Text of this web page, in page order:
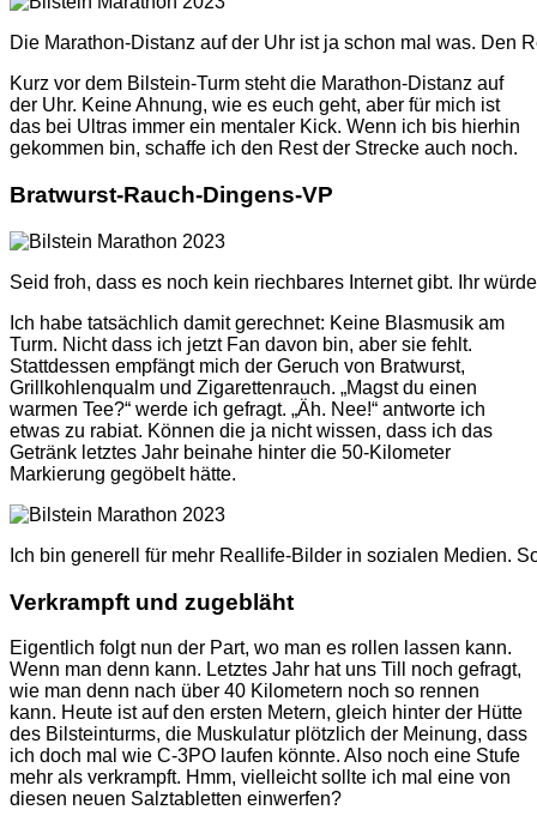
Die Marathon-Distanz auf der Uhr ist ja schon mal was. Den
Kurz vor dem Bilstein-Turm steht die Marathon-Distanz auf
der Uhr. Keine Ahnung, wie es euch geht, aber für mich ist
das bei Ultras immer ein mentaler Kick. Wenn ich bis hierhin
gekommen bin, schaffe ich den Rest der Strecke auch noch.
Bratwurst-Rauch-Dingens-VP
Seid froh, dass es noch kein riechbares Internet gibt. Ihr
Ich habe tatsächlich damit gerechnet: Keine Blasmusik am
Turm. Nicht dass ich jetzt Fan davon bin, aber sie fehlt.
Stattdessen empfängt mich der Geruch von Bratwurst,
Grillkohlenqualm und Zigarettenrauch. „Magst du einen
warmen Tee?“ werde ich gefragt. „Äh. Nee!“ antworte ich
etwas zu rabiat. Können die ja nicht wissen, dass ich das
Getränk letztes Jahr beinahe hinter die 50-Kilometer
Markierung gegöbelt hätte.
Ich bin generell für mehr Reallife-Bilder in sozialen Medien.
Verkrampft und zugebläht
Eigentlich folgt nun der Part, wo man es rollen lassen kann.
Wenn man denn kann. Letztes Jahr hat uns Till noch gefragt,
wie man denn nach über 40 Kilometern noch so rennen
kann. Heute ist auf den ersten Metern, gleich hinter der Hütte
des Bilsteinturms, die Muskulatur plötzlich der Meinung, dass
ich doch mal wie C-3PO laufen könnte. Also noch eine Stufe
mehr als verkrampft. Hmm, vielleicht sollte ich mal eine von
diesen neuen Salztabletten einwerfen?